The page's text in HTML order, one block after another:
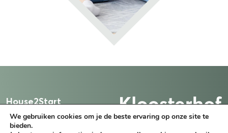
House2Start
Klaterstraat 11
We gebruiken cookies om je de beste ervaring op onze site te
bieden.